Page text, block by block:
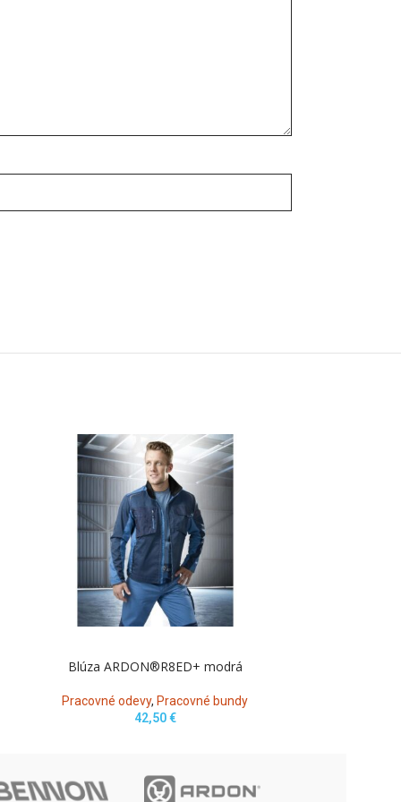
Blúza ARDON®R8ED+ modrá
Pracovné odevy, Pracovné bundy
42,50€